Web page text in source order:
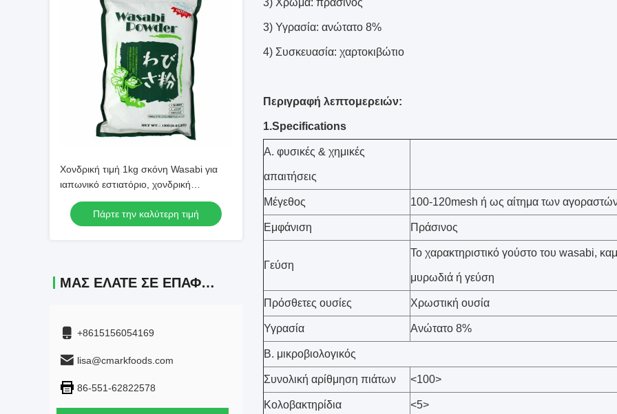
Χονδρική τιμή 1kg σκόνη Wasabi για
ιαπωνικό εστιατόριο, χονδρική
προμήθεια
Πάρτε την καλύτερη τιμή
ΜΑΣ ΕΛΆΤΕ ΣΕ ΕΠΑΦΉ ΜΕ
+8615156054169
lisa@cmarkfoods.com
86-551-62822578
3) Χρώμα: πράσινος
3) Υγρασία: ανώτατο 8%
4) Συσκευασία: χαρτοκιβώτιο
Περιγραφή λεπτομερειών:
1.Specifications
Α. φυσικές & χημικές
απαιτήσεις
Μέγεθος 100-120mesh ή ως αίτημα των
Εμφάνιση Πράσινος
Γεύση
Το χαρακτηριστικό γούστο του wasabi,
μυρωδιά ή γεύση
Πρόσθετες ουσίες Χρωστική ουσία
Υγρασία Ανώτατο 8%
Β. μικροβιολογικός
Συνολική αρίθμηση πιάτων <100>
Κολοβακτηρίδια <5>